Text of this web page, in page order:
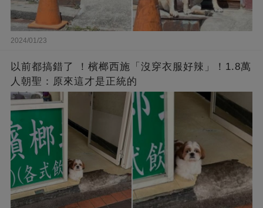
2024/01/23
以前都搞錯了 ！檳榔西施「沒穿衣服好辣」！1.8萬
人朝聖：原來這才是正統的